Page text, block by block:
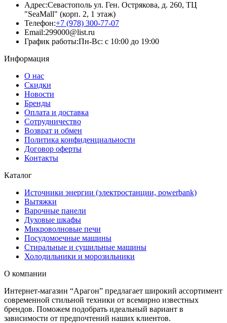
Адрес:Севастополь ул. Ген. Острякова, д. 260, ТЦ
"SeaMall" (корп. 2, 1 этаж)
Телефон:+7 (978) 300-77-07
Email:299000@list.ru
График работы:Пн-Вс: с 10:00 до 19:00
Информация
О нас
Скидки
Новости
Бренды
Оплата и доставка
Сотрудничество
Возврат и обмен
Политика конфиденциальности
Договор оферты
Контакты
Каталог
Источники энергии (электростанции, powerbank)
Вытяжки
Варочные панели
Духовые шкафы
Микроволновые печи
Посудомоечные машины
Стиральные и сушильные машины
Холодильники и морозильники
О компании
Интернет-магазин “Арагон” предлагает широкий ассортимент
современной стильной техники от всемирно известных
брендов. Поможем подобрать идеальный вариант в
зависимости от предпочтений наших клиентов.